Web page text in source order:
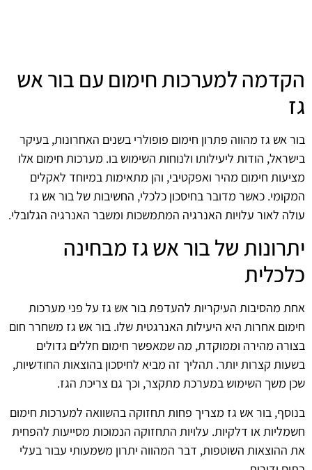
הקדמה למערכות חימום עם בור אש
גז
בור אש גז מהווה פתרון חימום פופולרי בשנים האחרונות, בעיקר
בישראל, הודות ליעילותו ולנוחות השימוש בו. מערכות חימום אלו
מציעות חימום מהיר ואפקטיבי, והן מתאימות במיוחד לאקלים
המקומי. כאשר מדובר בחיסכון כלכלי, החשיבות של בור אש גז
עולה לאור עלויות האנרגיה המתמשכות ומשבר האנרגיה הגלובלי.
יתרונות של בור אש גז מבחינה
כלכלית
אחת מהסיבות העיקריות להעדפת בור אש גז על פני מערכות
חימום אחרות היא היעילות האנרגטית שלו. בור אש גז משחרר חום
בצורה מהירה וממוקדת, מה שמאפשר חימום חללים גדולים
בשעות קצרות יותר. תהליך זה מביא לחיסכון בהוצאות החודשיות,
שכן משך השימוש במערכת מתקצר, וכך גם צריכת הגז.
בנוסף, בור אש גז מצריך פחות תחזוקה בהשוואה למערכות חימום
חשמליות או דלקיות. עלויות התחזוקה הנמוכות מסייעות להפחית
את ההוצאות השוטפות, דבר המהווה יתרון משמעותי עבור בעלי